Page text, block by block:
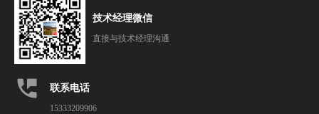
技术经理微信
直接与技术经理沟通
perm_phone_msg 联系电话
15333209906